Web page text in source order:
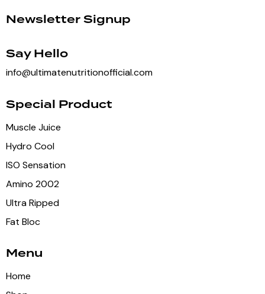
Newsletter Signup
Say Hello
info@ultimatenutritionofficial.com
Special Product
Muscle Juice
Hydro Cool
ISO Sensation
Amino 2002
Ultra Ripped
Fat Bloc
Menu
Home